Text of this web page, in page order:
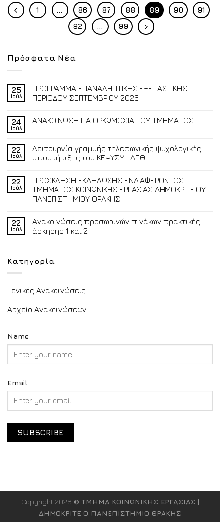
1 … 86 87 88 89 90
91
92
… 99
Πρόσφατα Νέα
25
Ιούλ
ΠΡΟΓΡΑΜΜΑ ΕΠΑΝΑΛΗΠΤΙΚΗΣ ΕΞΕΤΑΣΤΙΚΗΣ
ΠΕΡΙΟΔΟΥ ΣΕΠΤΕΜΒΡΙΟΥ 2026
24
Ιούλ
ΑΝΑΚΟΙΝΩΣΗ ΓΙΑ ΟΡΚΩΜΟΣΙΑ ΤΟΥ ΤΜΗΜΑΤΟΣ
22
Ιούλ
Λειτουργία γραμμής τηλεφωνικής ψυχολογικής
υποστήριξης του ΚΕΨΥΣΥ- ΔΠΘ
22
Ιούλ
ΠΡΟΣΚΛΗΣΗ ΕΚΔΗΛΩΣΗΣ ΕΝΔΙΑΦΕΡΟΝΤΟΣ
ΤΜΗΜΑΤΟΣ ΚΟΙΝΩΝΙΚΗΣ ΕΡΓΑΣΙΑΣ ΔΗΜΟΚΡΙΤΕΙΟΥ
ΠΑΝΕΠΙΣΤΗΜΙΟΥ ΘΡΑΚΗΣ
22
Ιούλ
Ανακοινώσεις προσωρινών πινάκων πρακτικής
άσκησης 1 και 2
Κατηγορία
Γενικές Ανακοινώσεις
Αρχείο Ανακοινώσεων
Name
Email
Copyright 2026 © ΤΜΗΜΑ ΚΟΙΝΩΝΙΚΗΣ ΕΡΓΑΣΙΑΣ |
ΔΗΜΟΚΡΙΤΕΙΟ ΠΑΝΕΠΙΣΤΗΜΙΟ ΘΡΑΚΗΣ